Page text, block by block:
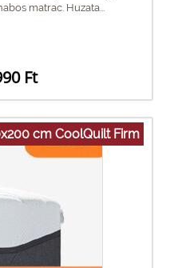
matrac. Huzata...
Ft
cm CoolQuilt Firm